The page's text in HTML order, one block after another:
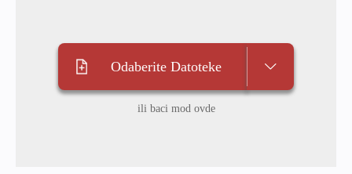
Odaberite Datoteke
ili baci mod ovde